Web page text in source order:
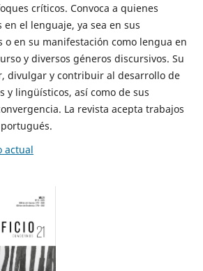
críticos. Convoca a quienes
el lenguaje, ya sea en sus
o en su manifestación como lengua en
y diversos géneros discursivos. Su
divulgar y contribuir al desarrollo de
y lingüísticos, así como de sus
La revista acepta trabajos
actual